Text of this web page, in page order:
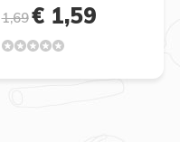
1,69€ 1,59